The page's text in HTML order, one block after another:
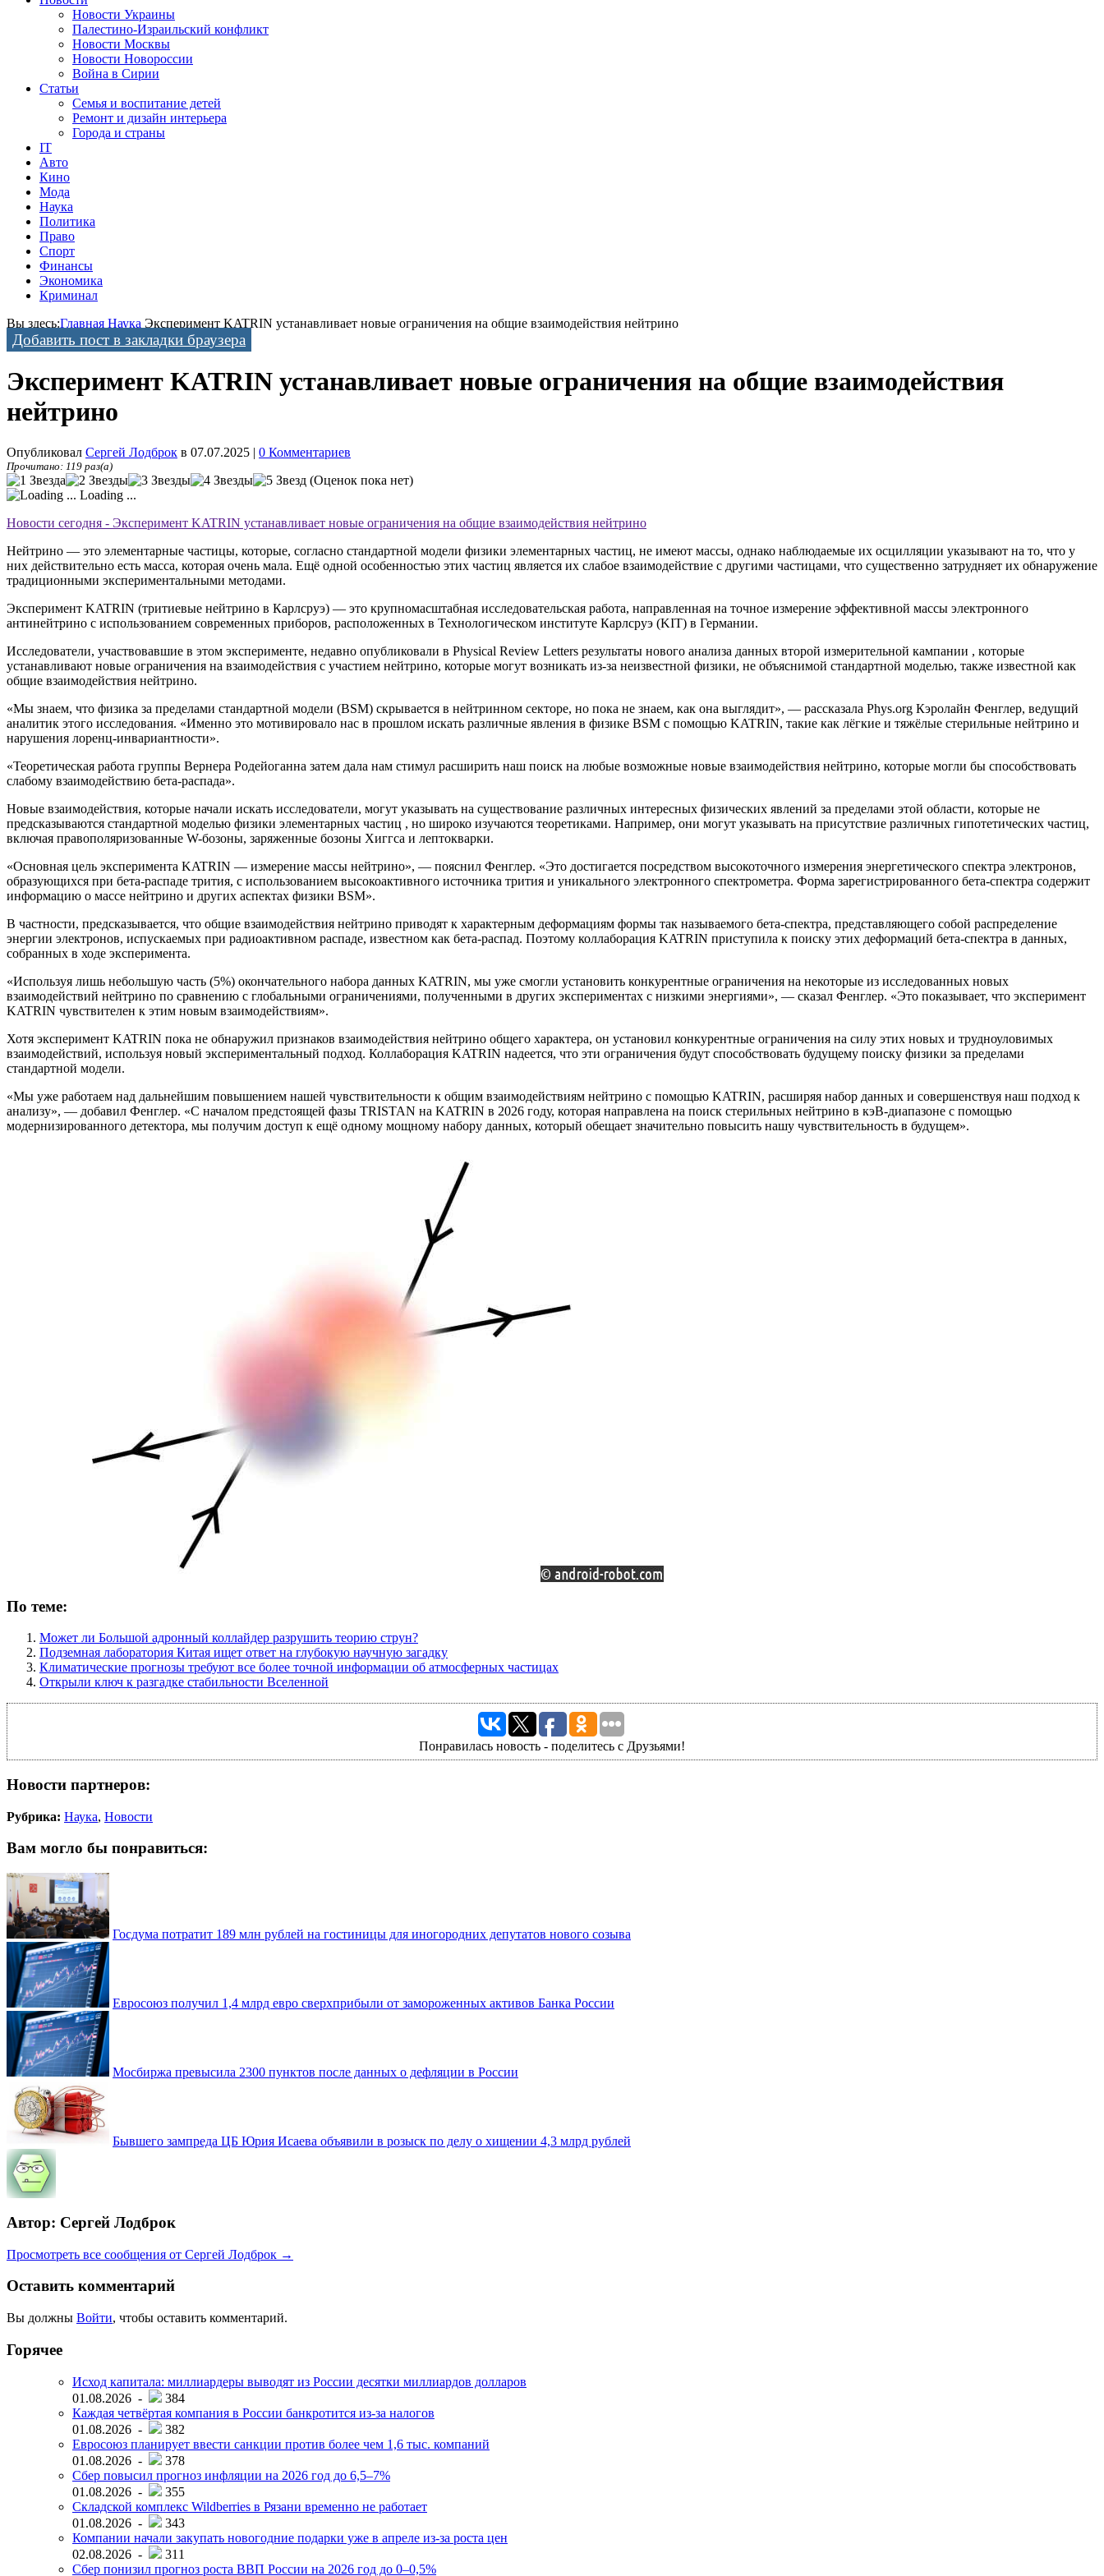
Новости Украины
Палестино-Израильский конфликт
Новости Москвы
Новости Новороссии
Война в Сирии
Статьи
Семья и воспитание детей
Ремонт и дизайн интерьера
Города и страны
IT
Авто
Кино
Мода
Наука
Политика
Право
Спорт
Финансы
Экономика
Криминал
Вы здесь:Главная Наука Эксперимент KATRIN устанавливает новые ограничения на общие взаимодействия нейтрино
Добавить пост в закладки браузера
Эксперимент KATRIN устанавливает новые ограничения на общие взаимодействия
нейтрино
Опубликовал Сергей Лодброк в 07.07.2025 | 0 Комментариев
Прочитано: 119 раз(а)
(Оценок пока нет)
Loading ...
Новости сегодня - Эксперимент KATRIN устанавливает новые ограничения на общие взаимодействия нейтрино
Нейтрино — это элементарные частицы, которые, согласно стандартной модели физики элементарных частиц, не имеют массы, однако наблюдаемые их осцилляции указывают на то, что у
них действительно есть масса, которая очень мала. Ещё одной особенностью этих частиц является их слабое взаимодействие с другими частицами, что существенно затрудняет их обнаружение
традиционными экспериментальными методами.
Эксперимент KATRIN (тритиевые нейтрино в Карлсруэ) — это крупномасштабная исследовательская работа, направленная на точное измерение эффективной массы электронного
антинейтрино с использованием современных приборов, расположенных в Технологическом институте Карлсруэ (KIT) в Германии.
Исследователи, участвовавшие в этом эксперименте, недавно опубликовали в Physical Review Letters результаты нового анализа данных второй измерительной кампании , которые
устанавливают новые ограничения на взаимодействия с участием нейтрино, которые могут возникать из-за неизвестной физики, не объяснимой стандартной моделью, также известной как
общие взаимодействия нейтрино.
«Мы знаем, что физика за пределами стандартной модели (BSM) скрывается в нейтринном секторе, но пока не знаем, как она выглядит», — рассказала Phys.org Кэролайн Фенглер, ведущий
аналитик этого исследования. «Именно это мотивировало нас в прошлом искать различные явления в физике BSM с помощью KATRIN, такие как лёгкие и тяжёлые стерильные нейтрино и
нарушения лоренц-инвариантности».
«Теоретическая работа группы Вернера Родейоганна затем дала нам стимул расширить наш поиск на любые возможные новые взаимодействия нейтрино, которые могли бы способствовать
слабому взаимодействию бета-распада».
Новые взаимодействия, которые начали искать исследователи, могут указывать на существование различных интересных физических явлений за пределами этой области, которые не
предсказываются стандартной моделью физики элементарных частиц , но широко изучаются теоретиками. Например, они могут указывать на присутствие различных гипотетических частиц,
включая правополяризованные W-бозоны, заряженные бозоны Хиггса и лептокварки.
«Основная цель эксперимента KATRIN — измерение массы нейтрино», — пояснил Фенглер. «Это достигается посредством высокоточного измерения энергетического спектра электронов,
образующихся при бета-распаде трития, с использованием высокоактивного источника трития и уникального электронного спектрометра. Форма зарегистрированного бета-спектра содержит
информацию о массе нейтрино и других аспектах физики BSM».
В частности, предсказывается, что общие взаимодействия нейтрино приводят к характерным деформациям формы так называемого бета-спектра, представляющего собой распределение
энергии электронов, испускаемых при радиоактивном распаде, известном как бета-распад. Поэтому коллаборация KATRIN приступила к поиску этих деформаций бета-спектра в данных,
собранных в ходе эксперимента.
«Используя лишь небольшую часть (5%) окончательного набора данных KATRIN, мы уже смогли установить конкурентные ограничения на некоторые из исследованных новых
взаимодействий нейтрино по сравнению с глобальными ограничениями, полученными в других экспериментах с низкими энергиями», — сказал Фенглер. «Это показывает, что эксперимент
KATRIN чувствителен к этим новым взаимодействиям».
Хотя эксперимент KATRIN пока не обнаружил признаков взаимодействия нейтрино общего характера, он установил конкурентные ограничения на силу этих новых и трудноуловимых
взаимодействий, используя новый экспериментальный подход. Коллаборация KATRIN надеется, что эти ограничения будут способствовать будущему поиску физики за пределами
стандартной модели.
«Мы уже работаем над дальнейшим повышением нашей чувствительности к общим взаимодействиям нейтрино с помощью KATRIN, расширяя набор данных и совершенствуя наш подход к
анализу», — добавил Фенглер. «С началом предстоящей фазы TRISTAN на KATRIN в 2026 году, которая направлена на поиск стерильных нейтрино в кэВ-диапазоне с помощью
модернизированного детектора, мы получим доступ к ещё одному мощному набору данных, который обещает значительно повысить нашу чувствительность в будущем».
По теме:
Может ли Большой адронный коллайдер разрушить теорию струн?
Подземная лаборатория Китая ищет ответ на глубокую научную загадку
Климатические прогнозы требуют все более точной информации об атмосферных частицах
Открыли ключ к разгадке стабильности Вселенной
Понравилась новость - поделитесь с Друзьями!
Новости партнеров:
Рубрика: Наука, Новости
Вам могло бы понравиться:
Госдума потратит 189 млн рублей на гостиницы для иногородних депутатов нового созыва
Евросоюз получил 1,4 млрд евро сверхприбыли от замороженных активов Банка России
Мосбиржа превысила 2300 пунктов после данных о дефляции в России
Бывшего зампреда ЦБ Юрия Исаева объявили в розыск по делу о хищении 4,3 млрд рублей
Автор: Сергей Лодброк
Просмотреть все сообщения от Сергей Лодброк →
Оставить комментарий
Вы должны Войти, чтобы оставить комментарий.
Горячее
Исход капитала: миллиардеры выводят из России десятки миллиардов долларов
01.08.2026 -
384
Каждая четвёртая компания в России банкротится из-за налогов
01.08.2026 -
382
Евросоюз планирует ввести санкции против более чем 1,6 тыс. компаний
01.08.2026 -
378
Сбер повысил прогноз инфляции на 2026 год до 6,5–7%
01.08.2026 -
355
Складской комплекс Wildberries в Рязани временно не работает
01.08.2026 -
343
Компании начали закупать новогодние подарки уже в апреле из-за роста цен
02.08.2026 -
311
Сбер понизил прогноз роста ВВП России на 2026 год до 0–0,5%